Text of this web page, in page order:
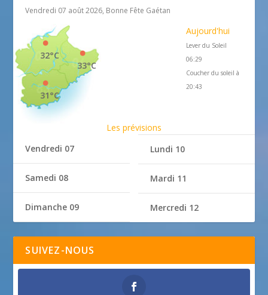
Vendredi 07 août 2026, Bonne Fête Gaétan
33°C
32°C
31°C
Aujourd'hui
Lever du Soleil
06:29
Coucher du soleil à
20:43
Les prévisions
Vendredi 07
Samedi 08
Dimanche 09
Lundi 10
Mardi 11
Mercredi 12
SUIVEZ-NOUS